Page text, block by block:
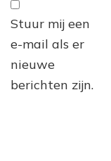
Stuur mij een
e-mail als er
nieuwe
berichten zijn.